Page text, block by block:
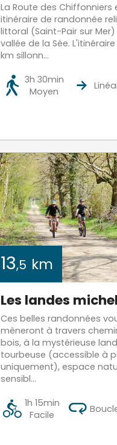
La Route des Chiffonniers
itinéraire de randonnée
littoral (Saint-Pair sur
vallée de la Sée.
km sillonn...
3h 30min
Moyen
13,5 km
Les landes
Ces belles randonnées
mèneront à travers
bois, à la mystérieuse
tourbeuse (accessible à
uniquement), espace
sensibl...
1h 15min
Facile